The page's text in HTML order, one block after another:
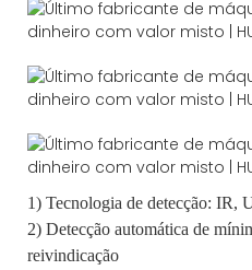
1) Tecnologia de detecção: IR,
2) Detecção automática de
reivindicação